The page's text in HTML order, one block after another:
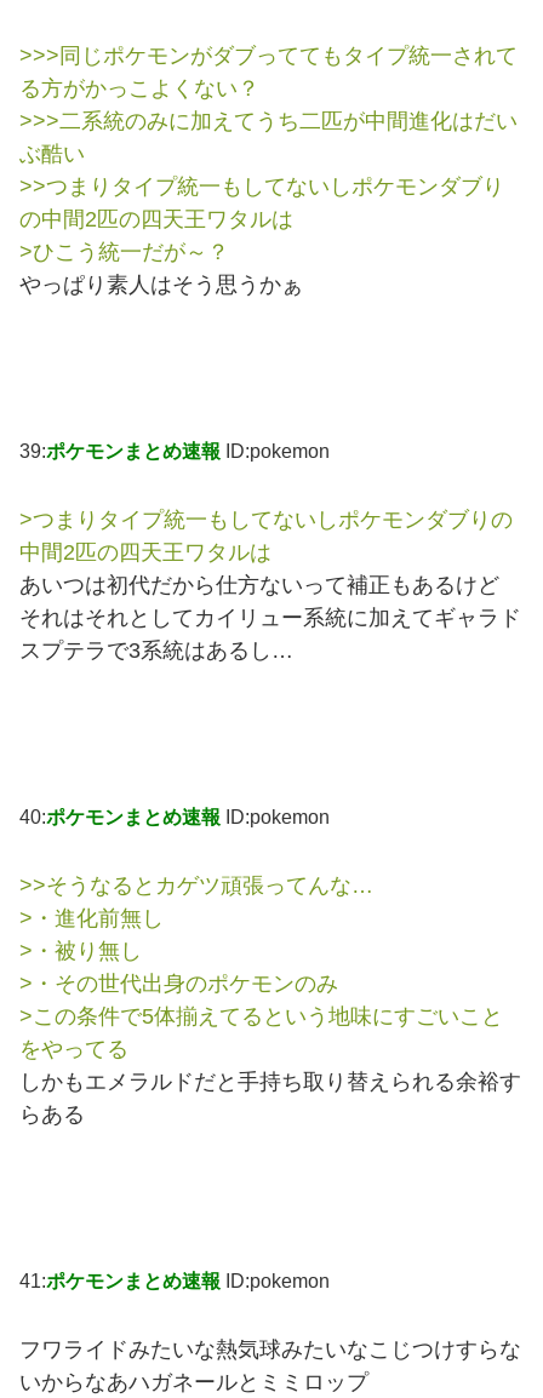
>>>同じポケモンがダブっててもタイプ統一されて
る方がかっこよくない？
>>>二系統のみに加えてうち二匹が中間進化はだい
ぶ酷い
>>つまりタイプ統一もしてないしポケモンダブり
の中間2匹の四天王ワタルは
>ひこう統一だが～？
やっぱり素人はそう思うかぁ
39:ポケモンまとめ速報 ID:pokemon
>つまりタイプ統一もしてないしポケモンダブりの
中間2匹の四天王ワタルは
あいつは初代だから仕方ないって補正もあるけど
それはそれとしてカイリュー系統に加えてギャラド
スプテラで3系統はあるし…
40:ポケモンまとめ速報 ID:pokemon
>>そうなるとカゲツ頑張ってんな…
>・進化前無し
>・被り無し
>・その世代出身のポケモンのみ
>この条件で5体揃えてるという地味にすごいこと
をやってる
しかもエメラルドだと手持ち取り替えられる余裕す
らある
41:ポケモンまとめ速報 ID:pokemon
フワライドみたいな熱気球みたいなこじつけすらな
いからなあハガネールとミミロップ